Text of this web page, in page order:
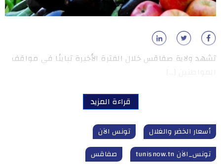
تشهد ولاية صفاقس خلال الفترة الأخيرة تباينًا في مواقف
قراءة المزيد
أسعار الخضر والغلال
تونس الآن
تونس_الآن tunisnow.tn
صفاقس